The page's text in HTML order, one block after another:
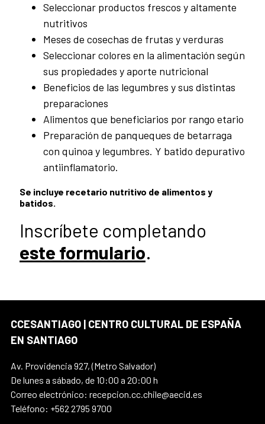
Seleccionar productos frescos y altamente
nutritivos
Meses de cosechas de frutas y verduras
Seleccionar colores en la alimentación según
sus propiedades y aporte nutricional
Beneficios de las legumbres y sus distintas
preparaciones
Alimentos que beneficiarios por rango etario
Preparación de panqueques de betarraga
con quinoa y legumbres. Y batido depurativo
antiinflamatorio.
Se incluye recetario nutritivo de alimentos y
batidos.
Inscríbete completando
este formulario.
CCESANTIAGO | CENTRO CULTURAL DE ESPAÑA
EN SANTIAGO
Av. Providencia 927, (Metro Salvador)
De lunes a sábado, de 10:00 a 20:00 h
Correo electrónico: recepcion.cc.chile@aecid.es
Teléfono: +562 2795 9700